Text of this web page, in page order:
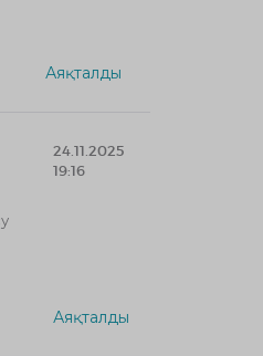
Аяқталды
24.11.2025
19:16
Аяқталды